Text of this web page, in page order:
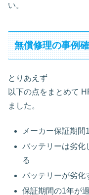
い。
無償修理の事例
とりあえず
以下の点をまとめて
ました。
メーカー保証期
バッテリーは劣化
る
バッテリーが劣化
保証期間の1年が